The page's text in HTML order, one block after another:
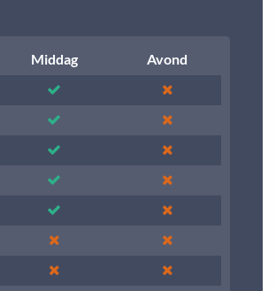
Middag
Avond